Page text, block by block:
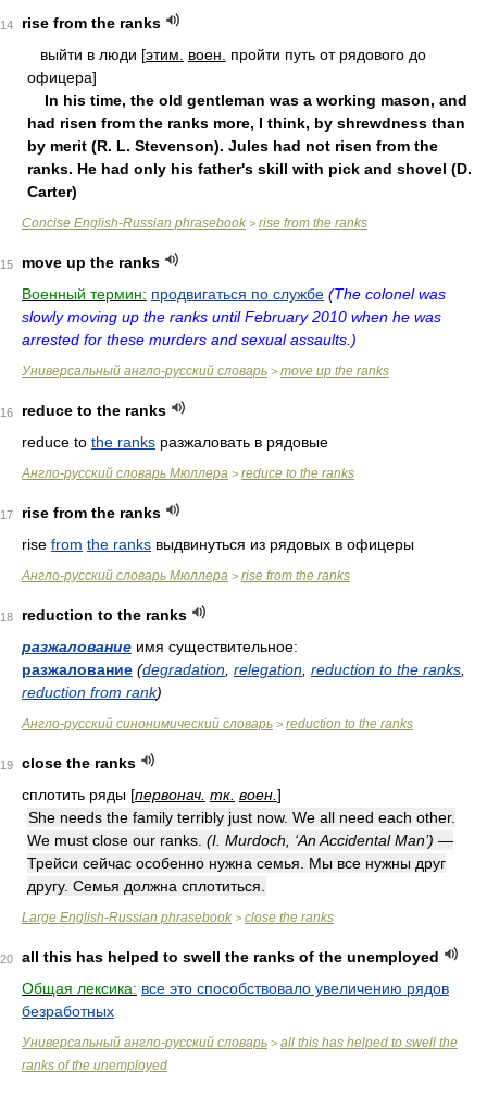
14
rise from the ranks
выйти в люди [этим. вoeн.
пpoйти путь oт pядoвoгo дo
oфицepa]
In his time, the old gentleman was a working mason, and
had risen from the ranks more, I think, by shrewdness than
by merit (R. L. Stevenson). Jules had not risen from the
ranks. He had only his father's skill with pick and shovel (D.
Carter)
Concise English-Russian phrasebook > rise from the ranks
15
move up the ranks
Военный термин: продвигаться по службе (The colonel was
slowly moving up the ranks until February 2010 when he was
arrested for these murders and sexual assaults.)
Универсальный англо-русский словарь > move up the ranks
16
reduce to the ranks
reduce to the ranks разжаловать в рядовые
Англо-русский словарь Мюллера > reduce to the ranks
17
rise from the ranks
rise from the ranks выдвинуться из рядовых в офицеры
Англо-русский словарь Мюллера > rise from the ranks
18
reduction to the ranks
разжалование имя существительное:
разжалование (degradation relegation reduction to the ranks
reduction from rank)
Англо-русский синонимический словарь > reduction to the ranks
19
close the ranks
сплотить ряды [первонач. тк. воен. ]
She needs the family terribly just now. We all need each other.
We must close our ranks. (I. Murdoch, ‘An Accidental Man’) —
Трейси сейчас особенно нужна семья. Мы все нужны друг
другу. Семья должна сплотиться.
Large English-Russian phrasebook > close the ranks
20
all this has helped to swell the ranks of the unemployed
Общая лексика: все это способствовало увеличению рядов
безработных
Универсальный англо-русский словарь > all this has helped to swell the
ranks of the unemployed